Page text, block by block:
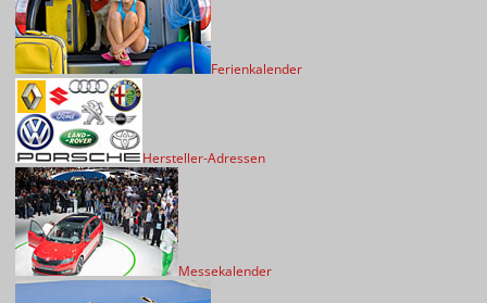
Ferienkalender
Hersteller-Adressen
Messekalender